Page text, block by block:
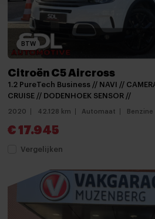
mistlampen voor adaptief
Parkeersensor achter
Parkeersensoren
parkeersensoren achter
Parkeersensor voor
verwarmde zijspiegels
Achteruitrijcamera
BTW
Citroën C5 Aircross
1.2 PureTech Business // NAVI //
CRUISE // DODENHOEK SENSOR //
2020 42.128 km Automaat Benzine
€ 17.945
Vergelijken